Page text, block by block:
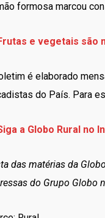
formosa marcou
e vegetais são
é elaborado
do País. Para
a Globo Rural no
das matérias da
do Grupo Globo